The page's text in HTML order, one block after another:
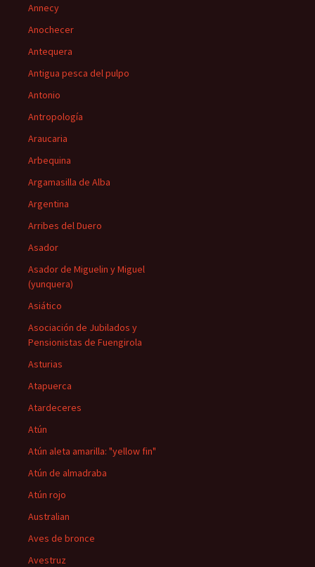
Annecy
Anochecer
Antequera
Antigua pesca del pulpo
Antonio
Antropología
Araucaria
Arbequina
Argamasilla de Alba
Argentina
Arribes del Duero
Asador
Asador de Miguelin y Miguel
(yunquera)
Asiático
Asociación de Jubilados y
Pensionistas de Fuengirola
Asturias
Atapuerca
Atardeceres
Atún
Atún aleta amarilla: "yellow fin"
Atún de almadraba
Atún rojo
Australian
Aves de bronce
Avestruz